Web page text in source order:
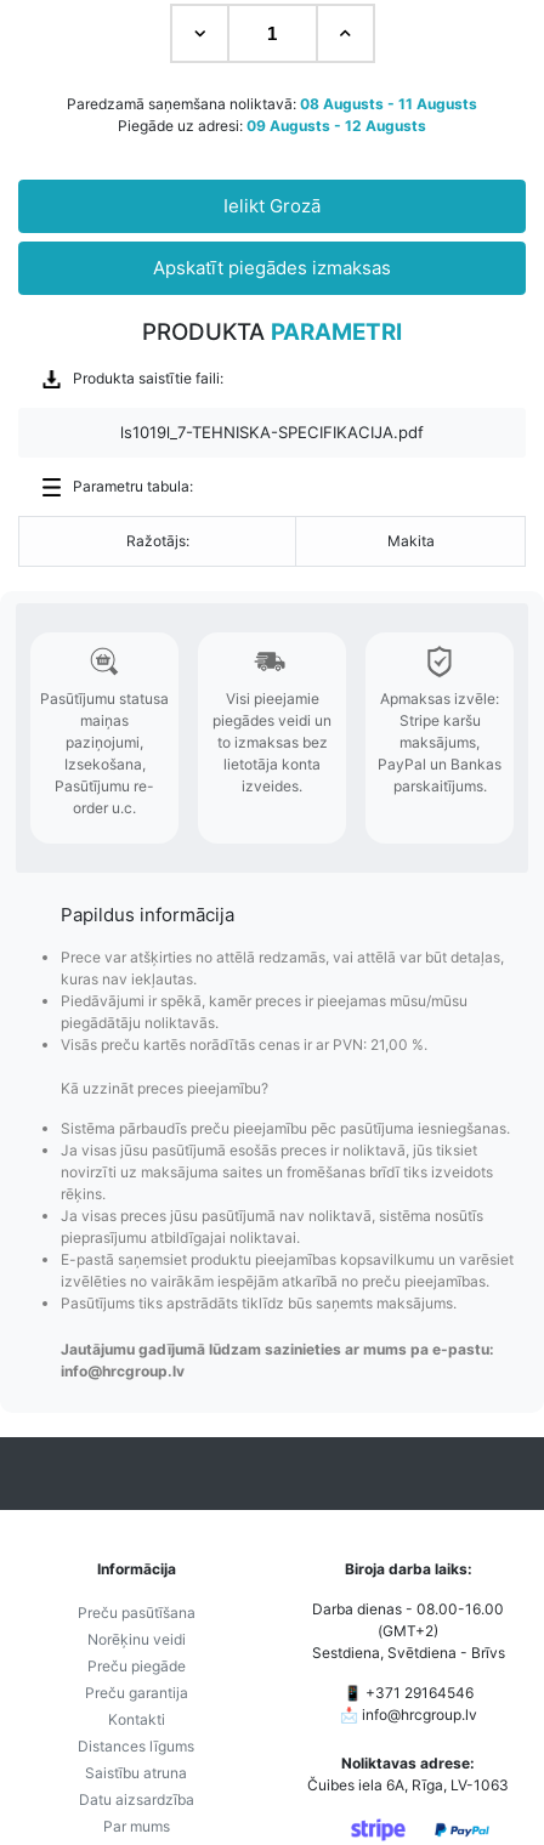
Paredzamā saņemšana noliktavā: 08 Augusts - 11 Augusts
Piegāde uz adresi: 09 Augusts - 12 Augusts
Ielikt Grozā
Apskatīt piegādes izmaksas
PRODUKTA PARAMETRI
Produkta saistītie faili:
ls1019l_7-TEHNISKA-SPECIFIKACIJA.pdf
Parametru tabula:
Ražotājs: Makita
Pasūtījumu statusa
maiņas
paziņojumi,
Izsekošana,
order u.c.
Visi pieejamie
piegādes veidi un
to izmaksas bez
lietotāja konta
Papildus informācija
Prece var atšķirties no attēlā redzamās, vai attēlā var būt detaļas,
kuras nav iekļautas.
Piedāvājumi ir spēkā, kamēr preces ir pieejamas mūsu/mūsu
piegādātāju noliktavās.
Visās preču kartēs norādītās cenas ir ar PVN: 21,00 %.
Kā uzzināt preces pieejamību?
Sistēma pārbaudīs preču pieejamību pēc pasūtījuma iesniegšanas.
Ja visas jūsu pasūtījumā esošās preces ir noliktavā, jūs tiksiet
novirzīti uz maksājuma saites un fromēšanas brīdī tiks izveidots
rēķins.
Ja visas preces jūsu pasūtījumā nav noliktavā, sistēma nosūtīs
pieprasījumu atbildīgajai noliktavai.
E-pastā saņemsiet produktu pieejamības kopsavilkumu un varēsiet
izvēlēties no vairākām iespējām atkarībā no preču pieejamības.
Pasūtījums tiks apstrādāts tiklīdz būs saņemts maksājums.
Jautājumu gadījumā lūdzam sazinieties ar mums pa e-pastu:
info@hrcgroup.lv
Informācija
Preču pasūtīšana
Norēķinu veidi
Preču piegāde
Preču garantija
Kontakti
Distances līgums
Saistību atruna
Datu aizsardzība
Par mums
Biroja darba laiks:
Darba dienas - 08.00-16.00
(GMT+2)
Sestdiena, Svētdiena - Brīvs
📱 +371 29164546
📩 info@hrcgroup.lv
Noliktavas adrese:
Čuibes iela 6A, Rīga, LV-1063